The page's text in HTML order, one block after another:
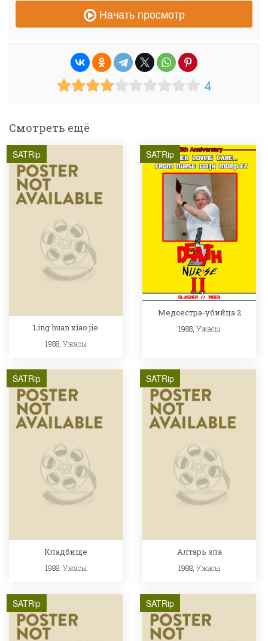
Начать просмотр
4
Смотреть ещё
SATRip
Ling huan xiao jie
1988, Ужасы
SATRip
Медсестра-убийца 2
1988,Ужасы
SATRip
Кладбище
1988, Ужасы
SATRip
Алтарь зла
1988,Ужасы
SATRip SATRip